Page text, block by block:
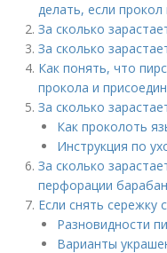
делать, если прокол
За сколько
За сколько
Как понять, что
прокола и
За сколько
Как проколоть
Инструкция по
За сколько
перфорации
Если снять сережку
Разновидности
Варианты